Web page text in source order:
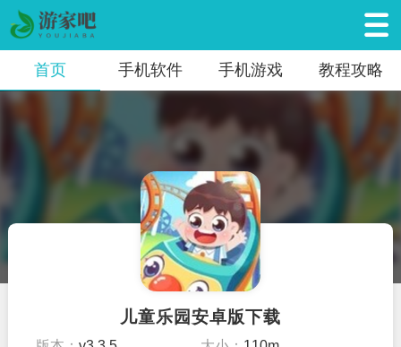
首页 手机软件 手机游戏 教程攻略
儿童乐园安卓版下载